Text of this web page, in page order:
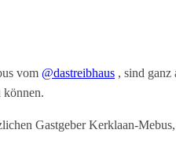
vom @dastreibhaus , sind ganz
können.
Gastgeber Kerklaan-